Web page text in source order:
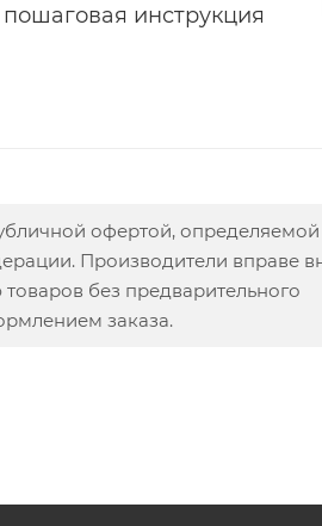
инструкция
офертой, определяемой
Производители вправе
без предварительного
заказа.